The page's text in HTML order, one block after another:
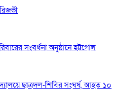
সংবর্ধনা অনুষ্ঠানে হট্টগোল
ছাত্রদল-শিবির সংঘর্ষ, আহত ১০